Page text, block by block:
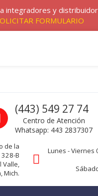
es nuestro negocio.
Call us
(443) 549 27 74
Centro de Atención
Whatsapp: 443 2837307
de la
B
Mich.
Lunes - Viernes
integradores y
FORMULARIO